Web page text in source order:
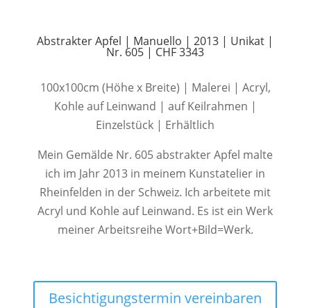
Abstrakter Apfel | Manuello | 2013 | Unikat |
Nr. 605 | CHF 3343
100x100cm (Höhe x Breite) | Malerei | Acryl,
Kohle auf Leinwand | auf Keilrahmen |
Einzelstück | Erhältlich
Mein Gemälde Nr. 605 abstrakter Apfel malte
ich im Jahr 2013 in meinem Kunstatelier in
Rheinfelden in der Schweiz. Ich arbeitete mit
Acryl und Kohle auf Leinwand. Es ist ein Werk
meiner Arbeitsreihe Wort+Bild=Werk.
Besichtigungstermin vereinbaren